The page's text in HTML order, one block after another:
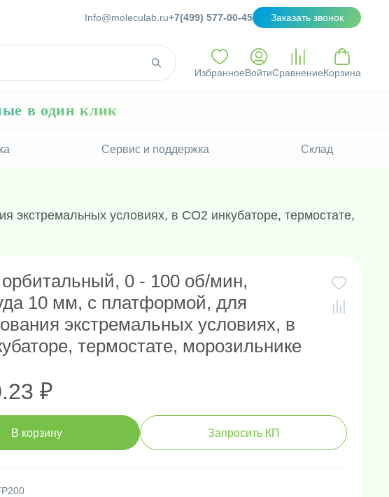
Info@moleculab.ru+7(499) 577-00-45 Заказать звонок
ИзбранноеВойтиСравнениеКорзина
в один клик
Сервис и поддержка Склад
условиях, в СО2 инкубаторе, термостате,
0 - 100 об/мин,
10 мм, с платформой, для
экстремальных условиях, в
термостате, морозильнике
₽
В корзину Запросить КП